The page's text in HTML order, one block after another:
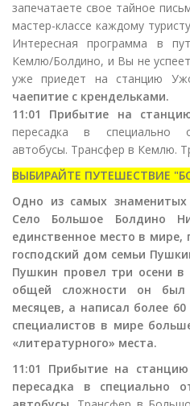
запечатаете свое тайное
мастер-классе каждому
Интересная программа в
Кемлю/Болдино, и Вы не
уже приедет на станцию
чаепитие с крендельками.
11:01 Прибытие на
пересадка в специально
автобусы. Трансфер в Кемлю.
ВЫБИРАЙТЕ ПУТЕШЕСТВИЕ
Одно из самых знаменитых
Село Большое Болдино
единственное место в мире,
господский дом семьи
Пушкин провел три осени в
общей сложности он
месяцев, а написал более
специалистов в мире
«литературного» места.
11:01 Прибытие на
пересадка в специально